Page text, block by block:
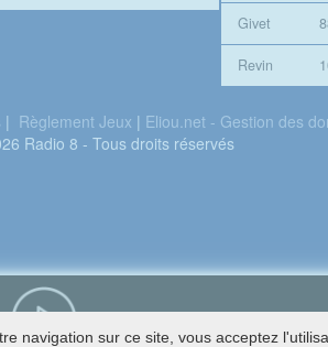
Givet
Revin
| Règlement Jeux | Eliou.net - Gestion des
Radio 8 - Tous droits réservés
navigation sur ce site, vous acceptez